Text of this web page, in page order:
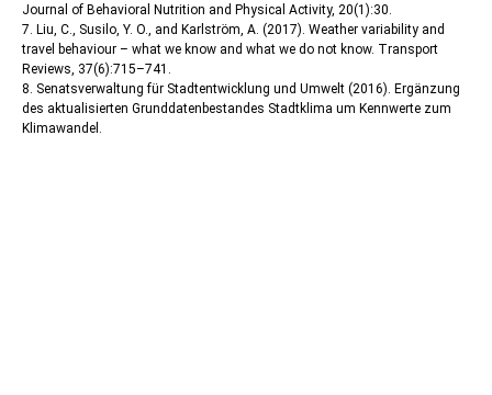
Journal of Behavioral Nutrition and Physical Activity, 20(1):30.
7. Liu, C., Susilo, Y. O., and Karlström, A. (2017). Weather variability and
travel behaviour – what we know and what we do not know. Transport
Reviews, 37(6):715–741.
8. Senatsverwaltung für Stadtentwicklung und Umwelt (2016). Ergänzung
des aktualisierten Grunddatenbestandes Stadtklima um Kennwerte zum
Klimawandel.